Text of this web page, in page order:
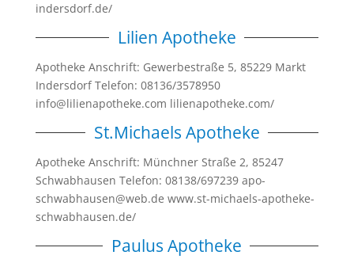
indersdorf.de/
Lilien Apotheke
Apotheke Anschrift: Gewerbestraße 5, 85229 Markt
Indersdorf Telefon: 08136/3578950
info@lilienapotheke.com lilienapotheke.com/
St.Michaels Apotheke
Apotheke Anschrift: Münchner Straße 2, 85247
Schwabhausen Telefon: 08138/697239 apo-
schwabhausen@web.de www.st-michaels-apotheke-
schwabhausen.de/
Paulus Apotheke